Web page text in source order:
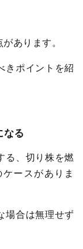
あります。
きポイントを紹
なる
る、切り株を燃
ースがありま
場合は無理せず